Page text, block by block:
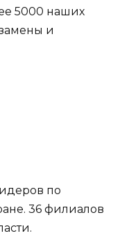
5000 наших
и
по
36 филиалов